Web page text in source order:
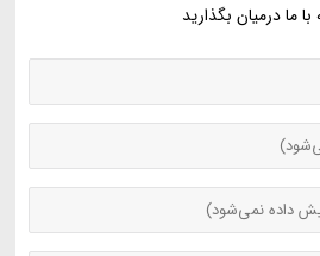
ما درمیان بگذارید